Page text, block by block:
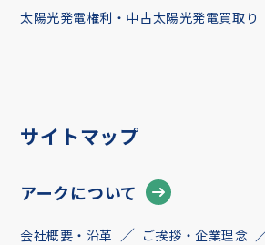
太陽光発電権利・中古太陽光発電買取り
サイトマップ
アークについて
会社概要・沿革 ご挨拶・企業理念